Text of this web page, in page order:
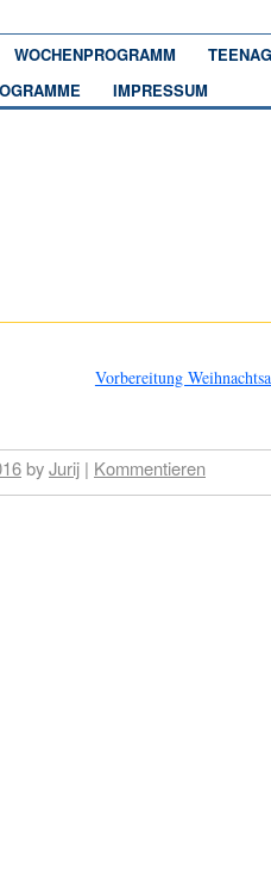
WOCHENPROGRAMM
IMPRESSUM
Vorbereitung
byJurij | Kommentieren